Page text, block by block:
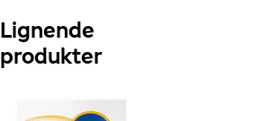
Lignende
produkter